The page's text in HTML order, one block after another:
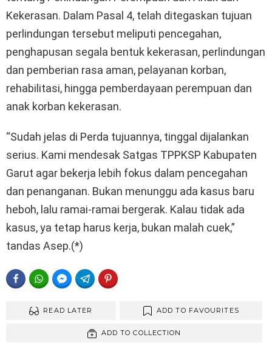
Kekerasan. Dalam Pasal 4, telah ditegaskan tujuan
perlindungan tersebut meliputi pencegahan,
penghapusan segala bentuk kekerasan, perlindungan
dan pemberian rasa aman, pelayanan korban,
rehabilitasi, hingga pemberdayaan perempuan dan
anak korban kekerasan.
“Sudah jelas di Perda tujuannya, tinggal dijalankan
serius. Kami mendesak Satgas TPPKSP Kabupaten
Garut agar bekerja lebih fokus dalam pencegahan
dan penanganan. Bukan menunggu ada kasus baru
heboh, lalu ramai-ramai bergerak. Kalau tidak ada
kasus, ya tetap harus kerja, bukan malah cuek,”
tandas Asep.(*)
FACEBOOKWHATSAPPFACEBOOK MESSENGER
TELEGRAM
READ LATER ADD TO FAVOURITES
ADD TO COLLECTION